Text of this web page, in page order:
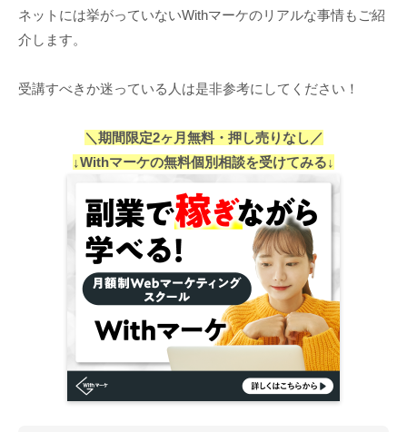
ネットには挙がっていないWithマーケのリアルな事情もご紹
介します。
受講すべきか迷っている人は是非参考にしてください！
＼期間限定2ヶ月無料・押し売りなし／
↓Withマーケの無料個別相談を受けてみる↓